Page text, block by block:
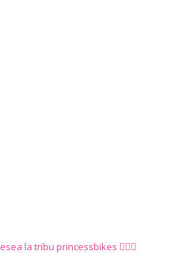
la tribu princessbikes 🚴‍♀️✨